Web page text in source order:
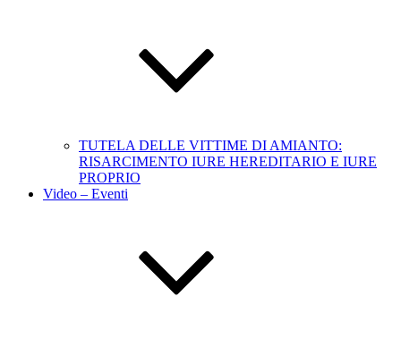
TUTELA DELLE VITTIME DI AMIANTO:
RISARCIMENTO IURE HEREDITARIO E IURE
PROPRIO
Video – Eventi